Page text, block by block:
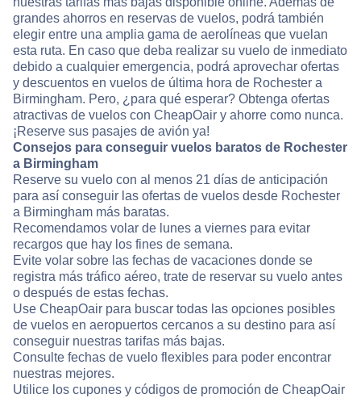
grandes ahorros en reservas de vuelos, podrá también
elegir entre una amplia gama de aerolíneas que vuelan
esta ruta. En caso que deba realizar su vuelo de inmediato
debido a cualquier emergencia, podrá aprovechar ofertas
y descuentos en vuelos de última hora de Rochester a
Birmingham. Pero, ¿para qué esperar? Obtenga ofertas
atractivas de vuelos con CheapOair y ahorre como nunca.
¡Reserve sus pasajes de avión ya!
Consejos para conseguir vuelos baratos de Rochester
a Birmingham
Reserve su vuelo con al menos 21 días de anticipación
para así conseguir las ofertas de vuelos desde Rochester
a Birmingham más baratas.
Recomendamos volar de lunes a viernes para evitar
recargos que hay los fines de semana.
Evite volar sobre las fechas de vacaciones donde se
registra más tráfico aéreo, trate de reservar su vuelo antes
o después de estas fechas.
Use CheapOair para buscar todas las opciones posibles
de vuelos en aeropuertos cercanos a su destino para así
conseguir nuestras tarifas más bajas.
Consulte fechas de vuelo flexibles para poder encontrar
nuestras mejores.
Utilice los cupones y códigos de promoción de CheapOair